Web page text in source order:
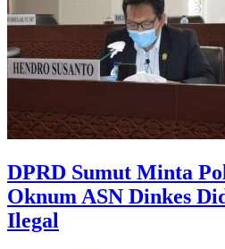
DPRD Sumut Minta
Oknum ASN Dinkes
Ilegal